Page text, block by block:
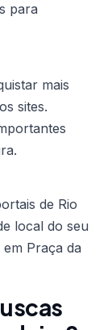
para
mais
sites.
de Rio
local do seu
Praça da